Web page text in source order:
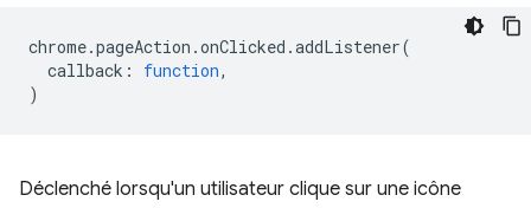
chrome.pageAction .onClicked .addListener(
callback : function,
)
Déclenché lorsqu'un utilisateur clique sur une icône